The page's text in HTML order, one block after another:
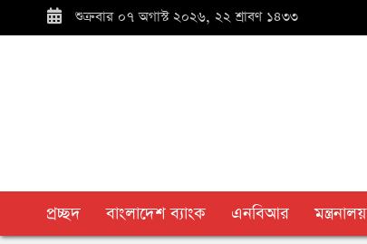
শুক্রবার ০৭ অগাস্ট ২০২৬, ২২ শ্রাবণ ১৪৩৩
প্রচ্ছদ বাংলাদেশ ব্যাংক এনবিআর মন্ত্রনালয়